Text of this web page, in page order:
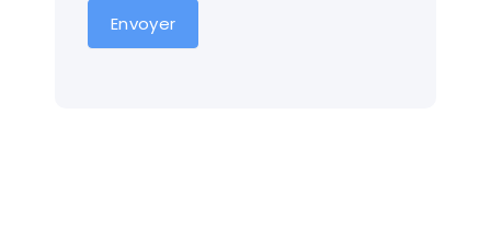
Envoyer